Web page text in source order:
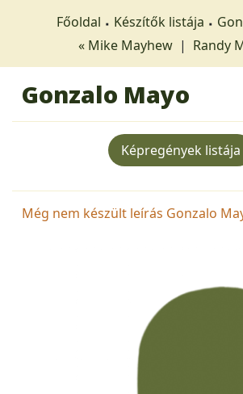
Főoldal Készítők listája
« Mike Mayhew | Randy
Gonzalo Mayo
Képregények listája
Még nem készült leírás Gonzalo